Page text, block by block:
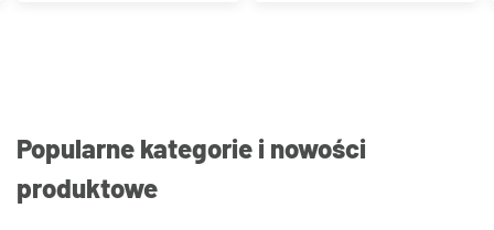
Popularne kategorie i nowości
produktowe